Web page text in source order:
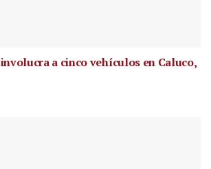
a cinco vehículos en Caluco,